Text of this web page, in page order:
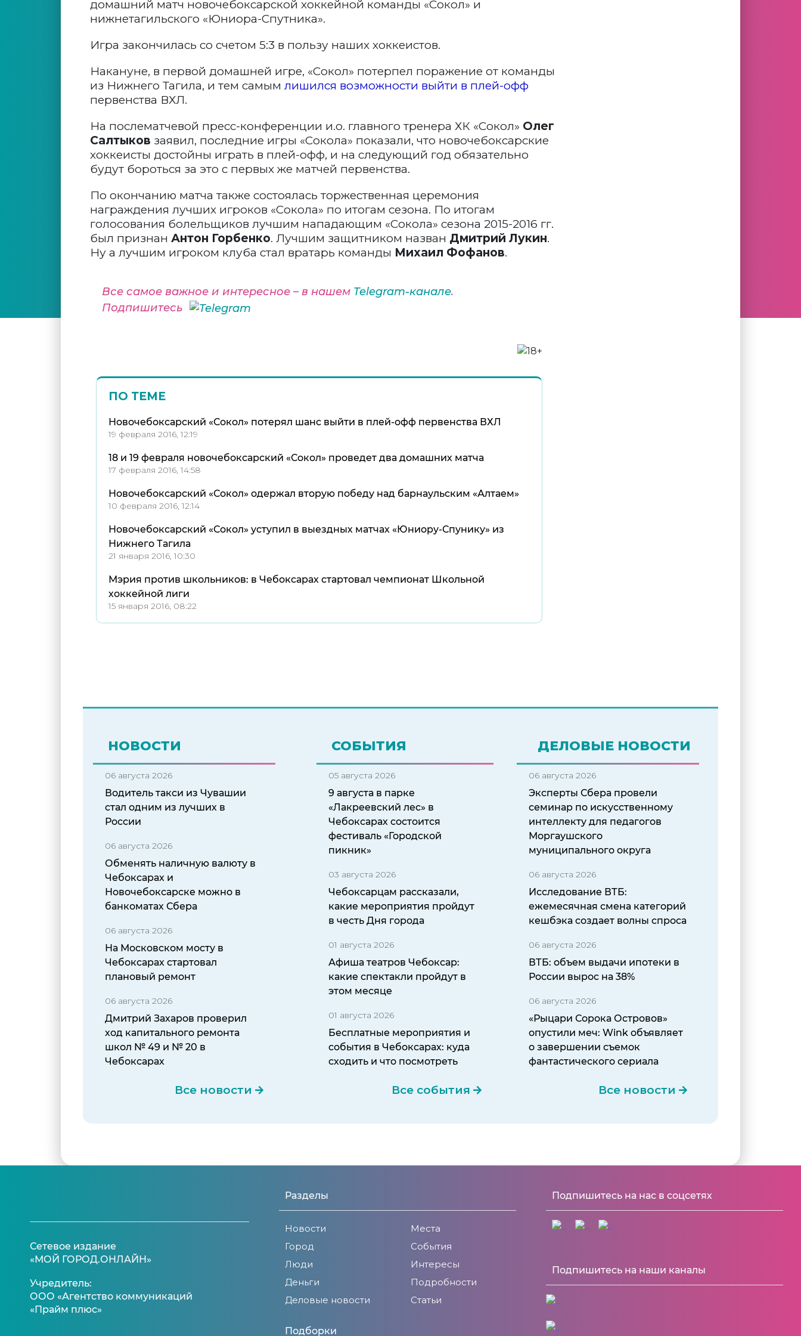
домашний матч новочебоксарской хоккейной команды «Сокол» и
нижнетагильского «Юниора-Спутника».
Игра закончилась со счетом 5:3 в пользу наших хоккеистов.
Накануне, в первой домашней игре, «Сокол» потерпел поражение от команды
из Нижнего Тагила, и тем самым лишился возможности выйти в плей-офф
первенства ВХЛ.
На послематчевой пресс-конференции и.о. главного тренера ХК «Сокол» Олег
Салтыков заявил, последние игры «Сокола» показали, что новочебоксарские
хоккеисты достойны играть в плей-офф, и на следующий год обязательно
будут бороться за это с первых же матчей первенства.
По окончанию матча также состоялась торжественная церемония
награждения лучших игроков «Сокола» по итогам сезона. По итогам
голосования болельщиков лучшим нападающим «Сокола» сезона 2015-2016 гг.
был признан Антон Горбенко. Лучшим защитником назван Дмитрий Лукин.
Ну а лучшим игроком клуба стал вратарь команды Михаил Фофанов.
Все самое важное и интересное – в нашем Telegram-канале.
Подпишитесь
ПО ТЕМЕ
Новочебоксарский «Сокол» потерял шанс выйти в плей-офф первенства ВХЛ
19 февраля 2016, 12:19
18 и 19 февраля новочебоксарский «Сокол» проведет два домашних матча
17 февраля 2016, 14:58
Новочебоксарский «Сокол» одержал вторую победу над барнаульским «Алтаем»
10 февраля 2016, 12:14
Новочебоксарский «Сокол» уступил в выездных матчах «Юниору-Спунику» из
Нижнего Тагила
21 января 2016, 10:30
Мэрия против школьников: в Чебоксарах стартовал чемпионат Школьной
хоккейной лиги
15 января 2016, 08:22
НОВОСТИ
06 августа 2026
Водитель такси из Чувашии
стал одним из лучших в
России
06 августа 2026
Обменять наличную валюту в
Чебоксарах и
Новочебоксарске можно в
банкоматах Сбера
06 августа 2026
На Московском мосту в
Чебоксарах стартовал
плановый ремонт
06 августа 2026
Дмитрий Захаров проверил
ход капитального ремонта
школ № 49 и № 20 в
Чебоксарах
Все новости
СОБЫТИЯ
05 августа 2026
9 августа в парке
«Лакреевский лес» в
Чебоксарах состоится
фестиваль «Городской
пикник»
03 августа 2026
Чебоксарцам рассказали,
какие мероприятия пройдут
в честь Дня города
01 августа 2026
Афиша театров Чебоксар:
какие спектакли пройдут в
этом месяце
01 августа 2026
Бесплатные мероприятия и
события в Чебоксарах: куда
сходить и что посмотреть
Все события
ДЕЛОВЫЕ НОВОСТИ
06 августа 2026
Эксперты Сбера провели
семинар по искусственному
интеллекту для педагогов
Моргаушского
муниципального округа
06 августа 2026
Исследование ВТБ:
ежемесячная смена категорий
кешбэка создает волны спроса
06 августа 2026
ВТБ: объем выдачи ипотеки в
России вырос на 38%
06 августа 2026
«Рыцари Сорока Островов»
опустили меч: Wink объявляет
о завершении съемок
фантастического сериала
Все новости
Сетевое издание
«МОЙ ГОРОД.ОНЛАЙН»
Учредитель:
ООО «Агентство коммуникаций
«Прайм плюс»
Разделы
Новости
Город
Люди
Деньги
Деловые новости
Места
События
Интересы
Подробности
Статьи
Подборки
Подпишитесь на нас в соцсетях
Подпишитесь на наши каналы